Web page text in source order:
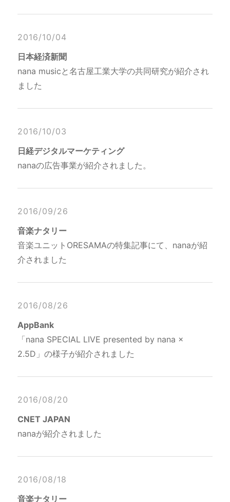
2016/10/04
日本経済新聞
nana musicと名古屋工業大学の共同研究が紹介され
ました
2016/10/03
日経デジタルマーケティング
nanaの広告事業が紹介されました。
2016/09/26
音楽ナタリー
音楽ユニットORESAMAの特集記事にて、nanaが紹
介されました
2016/08/26
AppBank
「nana SPECIAL LIVE presented by nana ×
2.5D」の様子が紹介されました
2016/08/20
CNET JAPAN
nanaが紹介されました
2016/08/18
音楽ナタリー